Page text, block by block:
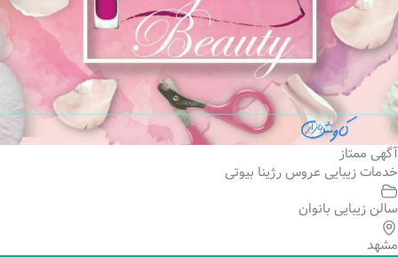
آگهی ممتاز
خدمات زیبایی عروس رژینا بیوتی
سالن زیبایی بانوان
مشهد